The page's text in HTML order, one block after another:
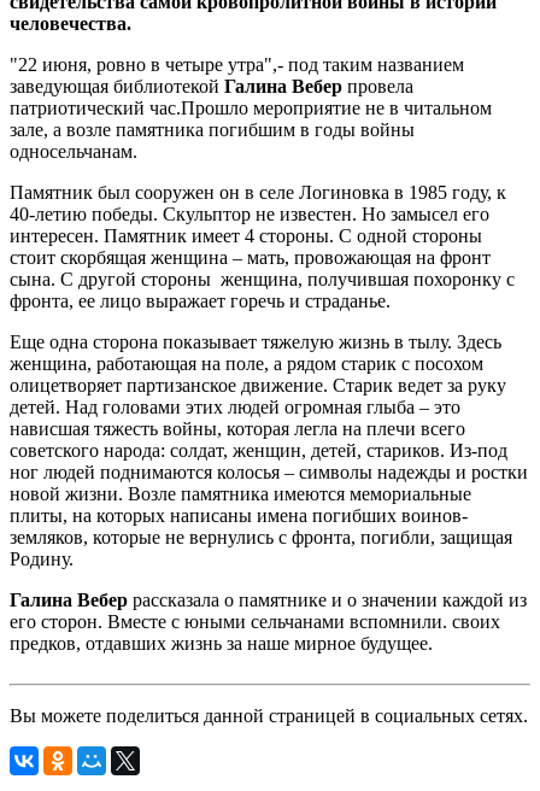
человечества.
"22 июня, ровно в четыре утра",- под таким названием
заведующая библиотекой Галина Вебер провела
патриотический час.Прошло мероприятие не в читальном
зале, а возле памятника погибшим в годы войны
односельчанам.
Памятник был сооружен он в селе Логиновка в 1985 году, к
40-летию победы. Скульптор не известен. Но замысел его
интересен. Памятник имеет 4 стороны. С одной стороны
стоит скорбящая женщина – мать, провожающая на фронт
сына. С другой стороны женщина, получившая похоронку с
фронта, ее лицо выражает горечь и страданье.
Еще одна сторона показывает тяжелую жизнь в тылу. Здесь
женщина, работающая на поле, а рядом старик с посохом
олицетворяет партизанское движение. Старик ведет за руку
детей. Над головами этих людей огромная глыба – это
нависшая тяжесть войны, которая легла на плечи всего
советского народа: солдат, женщин, детей, стариков. Из-под
ног людей поднимаются колосья – символы надежды и ростки
новой жизни. Возле памятника имеются мемориальные
плиты, на которых написаны имена погибших воинов-
земляков, которые не вернулись с фронта, погибли, защищая
Родину.
Галина Вебер рассказала о памятнике и о значении каждой из
его сторон. Вместе с юными сельчанами вспомнили. своих
предков, отдавших жизнь за наше мирное будущее.
Вы можете поделиться данной страницей в социальных сетях.